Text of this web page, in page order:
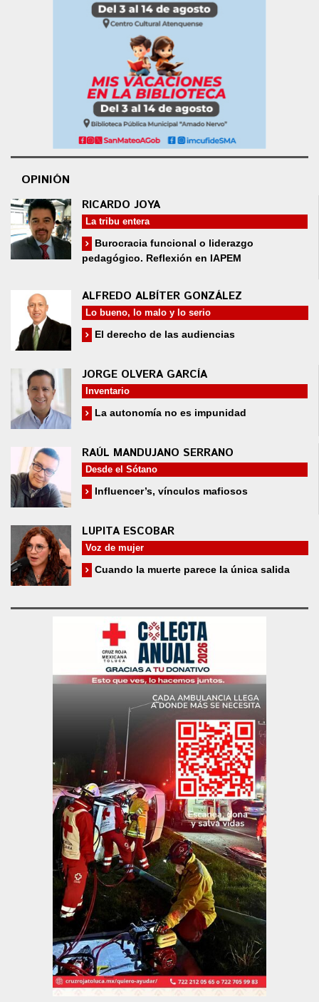
OPINIÓN
RICARDO JOYA
La tribu entera
Burocracia funcional o liderazgo
pedagógico. Reflexión en IAPEM
ALFREDO ALBÍTER GONZÁLEZ
Lo bueno, lo malo y lo serio
El derecho de las audiencias
JORGE OLVERA GARCÍA
Inventario
La autonomía no es impunidad
RAÚL MANDUJANO SERRANO
Desde el Sótano
Influencer’s, vínculos mafiosos
LUPITA ESCOBAR
Voz de mujer
Cuando la muerte parece la única salida